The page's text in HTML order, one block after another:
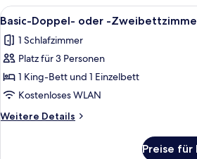
Alle
Fotos
für
Basic-
Doppel-
oder
-
Zweibettzimmer
1
12
Basic-Doppel- oder -
1 Schlafzimmer
Platz für 3 Personen
1 King-Bett und 1 Einzelbett
Kostenloses WLAN
Weitere Details
Weitere
Preise für